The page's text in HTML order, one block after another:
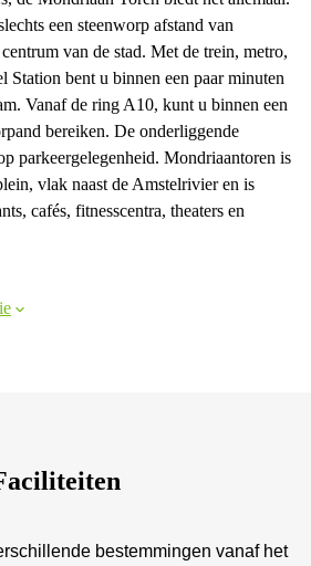
een steenworp afstand van
van de stad. Met de trein, metro,
Station bent u binnen een paar minuten
Vanaf de ring A10, kunt u binnen een
bereiken. De onderliggende
parkeergelegenheid. Mondriaantoren is
vlak naast de Amstelrivier en is
cafés, fitnesscentra, theaters en
bestemmingen vanaf het